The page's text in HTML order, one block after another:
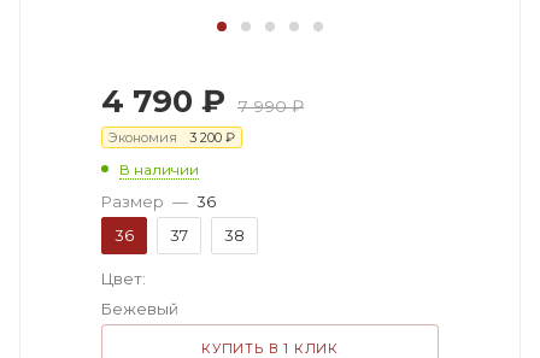
4 790 ₽ 7 990₽
Экономия 3 200 ₽
В наличии
Размер — 36
36
37 38
Цвет:
Бежевый
КУПИТЬ В 1 КЛИК